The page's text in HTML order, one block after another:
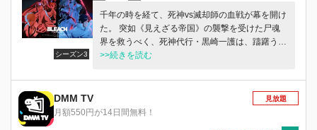
シーズン3
千年の時を経て、死神vs滅却師の血戦が幕を開け
た。 突如《見えざる帝国》の襲撃を受けた尸魂
界を救うべく、死神代行・黒崎一護は、躊躇うこ
となく戦いに身を投じる。 だが、滅却師の始
攻により、多くの死神たちが次々と無惨に散って
いった。 卍解を奪う手段をも持つ星十字騎士団
の面々に、護廷十三隊は隊長格すら苦戦し、奮闘
>>続きを読む
DMM TV
月額550円が14日間無料！
見放題